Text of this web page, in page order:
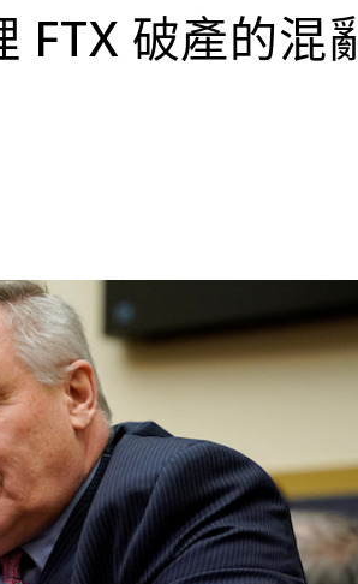
FTX 破產的混